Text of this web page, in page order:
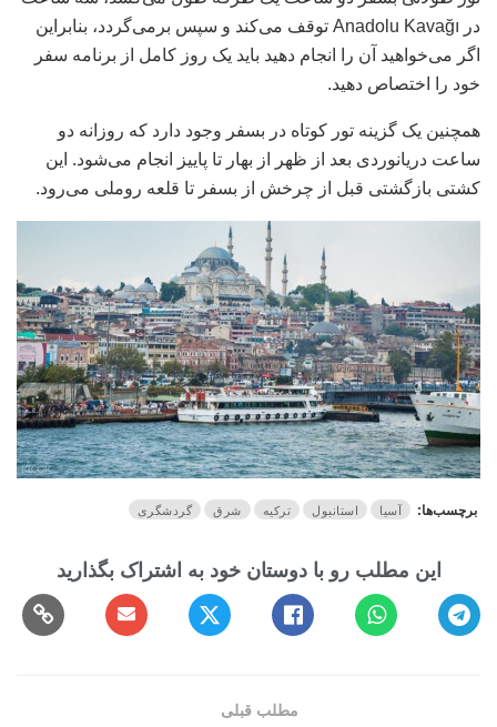
در Anadolu Kavağı توقف می‌کند و سپس برمی‌گردد، بنابراین
اگر می‌خواهید آن را انجام دهید باید یک روز کامل از برنامه سفر
خود را اختصاص دهید.
همچنین یک گزینه تور کوتاه در بسفر وجود دارد که روزانه دو
ساعت دریانوردی بعد از ظهر از بهار تا پاییز انجام می‌شود. این
کشتی بازگشتی قبل از چرخش از بسفر تا قلعه روملی می‌رود.
برچسب‌ها: آسیا استانبول ترکیه شرق گردشگری
مطلب قبلی